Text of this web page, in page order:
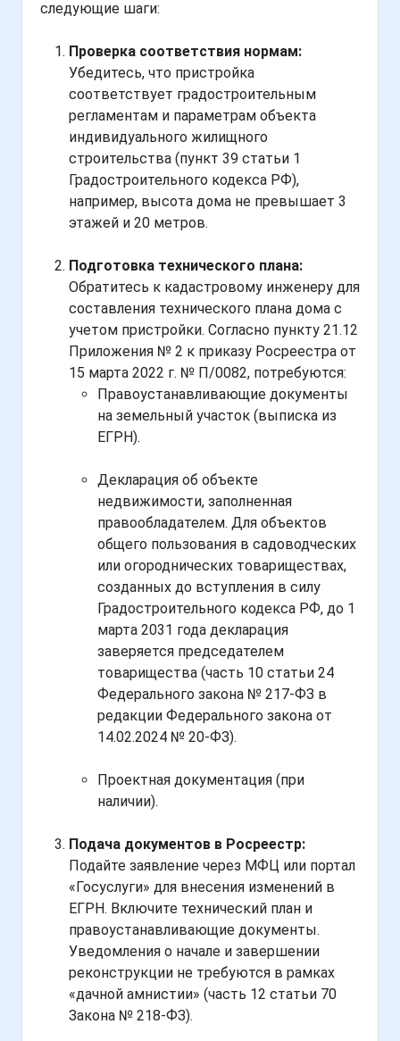
следующие шаги:
Проверка соответствия нормам:
Убедитесь, что пристройка
соответствует градостроительным
регламентам и параметрам объекта
индивидуального жилищного
строительства (пункт 39 статьи 1
Градостроительного кодекса РФ),
например, высота дома не превышает 3
этажей и 20 метров.
Подготовка технического плана:
Обратитесь к кадастровому инженеру для
составления технического плана дома с
учетом пристройки. Согласно пункту 21.12
Приложения № 2 к приказу Росреестра от
15 марта 2022 г. № П/0082, потребуются:
Правоустанавливающие документы
на земельный участок (выписка из
ЕГРН).
Декларация об объекте
недвижимости, заполненная
правообладателем. Для объектов
общего пользования в садоводческих
или огороднических товариществах,
созданных до вступления в силу
Градостроительного кодекса РФ, до 1
марта 2031 года декларация
заверяется председателем
товарищества (часть 10 статьи 24
Федерального закона № 217-ФЗ в
редакции Федерального закона от
14.02.2024 № 20-ФЗ).
Проектная документация (при
наличии).
Подача документов в Росреестр:
Подайте заявление через МФЦ или портал
«Госуслуги» для внесения изменений в
ЕГРН. Включите технический план и
правоустанавливающие документы.
Уведомления о начале и завершении
реконструкции не требуются в рамках
«дачной амнистии» (часть 12 статьи 70
Закона № 218-ФЗ).